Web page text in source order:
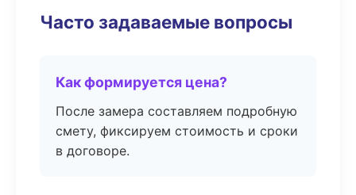
Часто задаваемые вопросы
Как формируется цена?
После замера составляем подробную
смету, фиксируем стоимость и сроки
в договоре.